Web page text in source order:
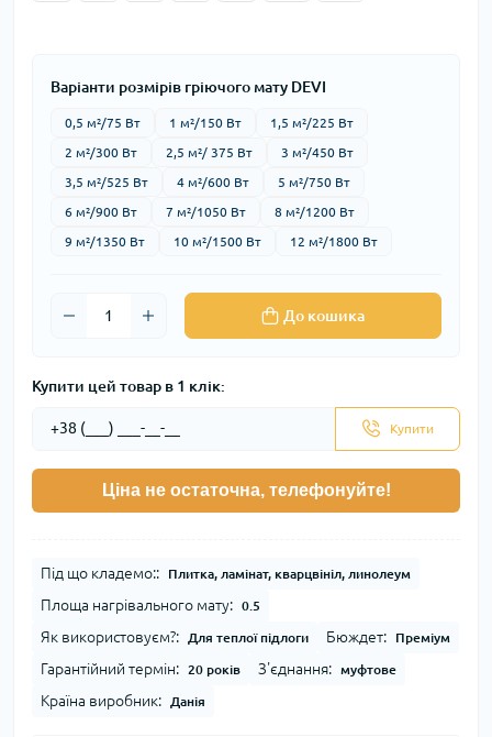
Варіанти розмірів гріючого мату DEVI
0,5 м²/75 Вт 1 м²/150 Вт 1,5 м²/225 Вт
2 м²/300 Вт 2,5 м²/ 375 Вт 3 м²/450 Вт
3,5 м²/525 Вт 4 м²/600 Вт 5 м²/750 Вт
6 м²/900 Вт 7 м²/1050 Вт 8 м²/1200 Вт
9 м²/1350 Вт 10 м²/1500 Вт 12 м²/1800 Вт
До кошика
Купити цей товар в 1 клік:
Купити
Ціна не остаточна, телефонуйте!
Під що кладемо:: Плитка, ламінат, кварцвініл, линолеум
Площа нагрівального мату: 0.5
Як використовуєм?: Для теплої підлоги Бюждет: Преміум
Гарантійний термін: 20 років З'єднання: муфтове
Країна виробник: Данія